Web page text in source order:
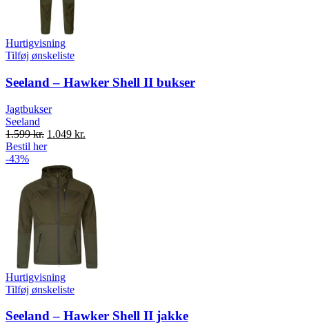
Hurtigvisning
Tilføj ønskeliste
Seeland – Hawker Shell II bukser
Jagtbukser
Seeland
1.599kr. Original
price
1.599 kr..
1.049 kr.
Bestil her
-43%
Hurtigvisning
Tilføj ønskeliste
Seeland – Hawker Shell II jakke